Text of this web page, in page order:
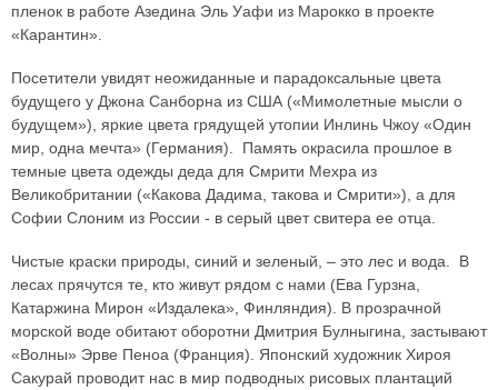
пленок в работе Азедина Эль Уафи из Марокко в проекте
«Карантин».
Посетители увидят неожиданные и парадоксальные цвета
будущего у Джона Санборна из США («Мимолетные мысли о
будущем»), яркие цвета грядущей утопии Инлинь Чжоу «Один
мир, одна мечта» (Германия). Память окрасила прошлое в
темные цвета одежды деда для Смрити Мехра из
Великобритании («Какова Дадима, такова и Смрити»), а для
Софии Слоним из России - в серый цвет свитера ее отца.
Чистые краски природы, синий и зеленый, – это лес и вода. В
лесах прячутся те, кто живут рядом с нами (Ева Гурзна,
Катаржина Мирон «Издалека», Финляндия). В прозрачной
морской воде обитают оборотни Дмитрия Булныгина, застывают
«Волны» Эрве Пеноа (Франция). Японский художник Хироя
Сакурай проводит нас в мир подводных рисовых плантаций